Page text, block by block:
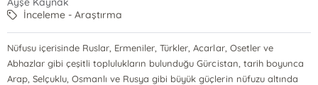
İnceleme - Araştırma
Nüfusu içerisinde Ruslar, Ermeniler, Türkler, Acarlar, Osetler ve
Abhazlar gibi çeşitli toplulukların bulunduğu Gürcistan, tarih boyunca
Arap, Selçuklu, Osmanlı ve Rusya gibi büyük güçlerin nüfuzu altında